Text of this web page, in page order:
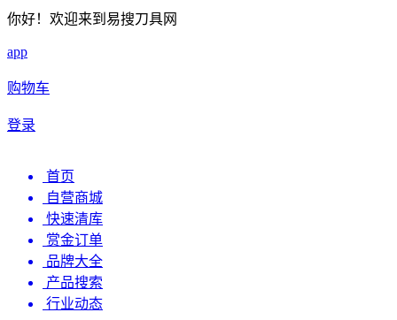
你好！欢迎来到易搜刀具网
app
购物车
登录
首页
自营商城
快速清库
赏金订单
品牌大全
产品搜索
行业动态